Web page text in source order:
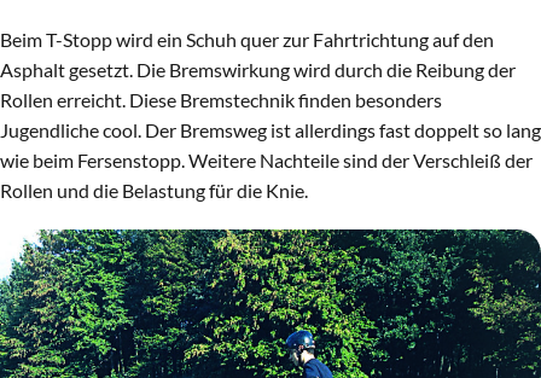
Beim T-Stopp wird ein Schuh quer zur Fahrtrichtung auf den
Asphalt gesetzt. Die Bremswirkung wird durch die Reibung der
Rollen erreicht. Diese Bremstechnik finden besonders
Jugendliche cool. Der Bremsweg ist allerdings fast doppelt so lang
wie beim Fersenstopp. Weitere Nachteile sind der Verschleiß der
Rollen und die Belastung für die Knie.